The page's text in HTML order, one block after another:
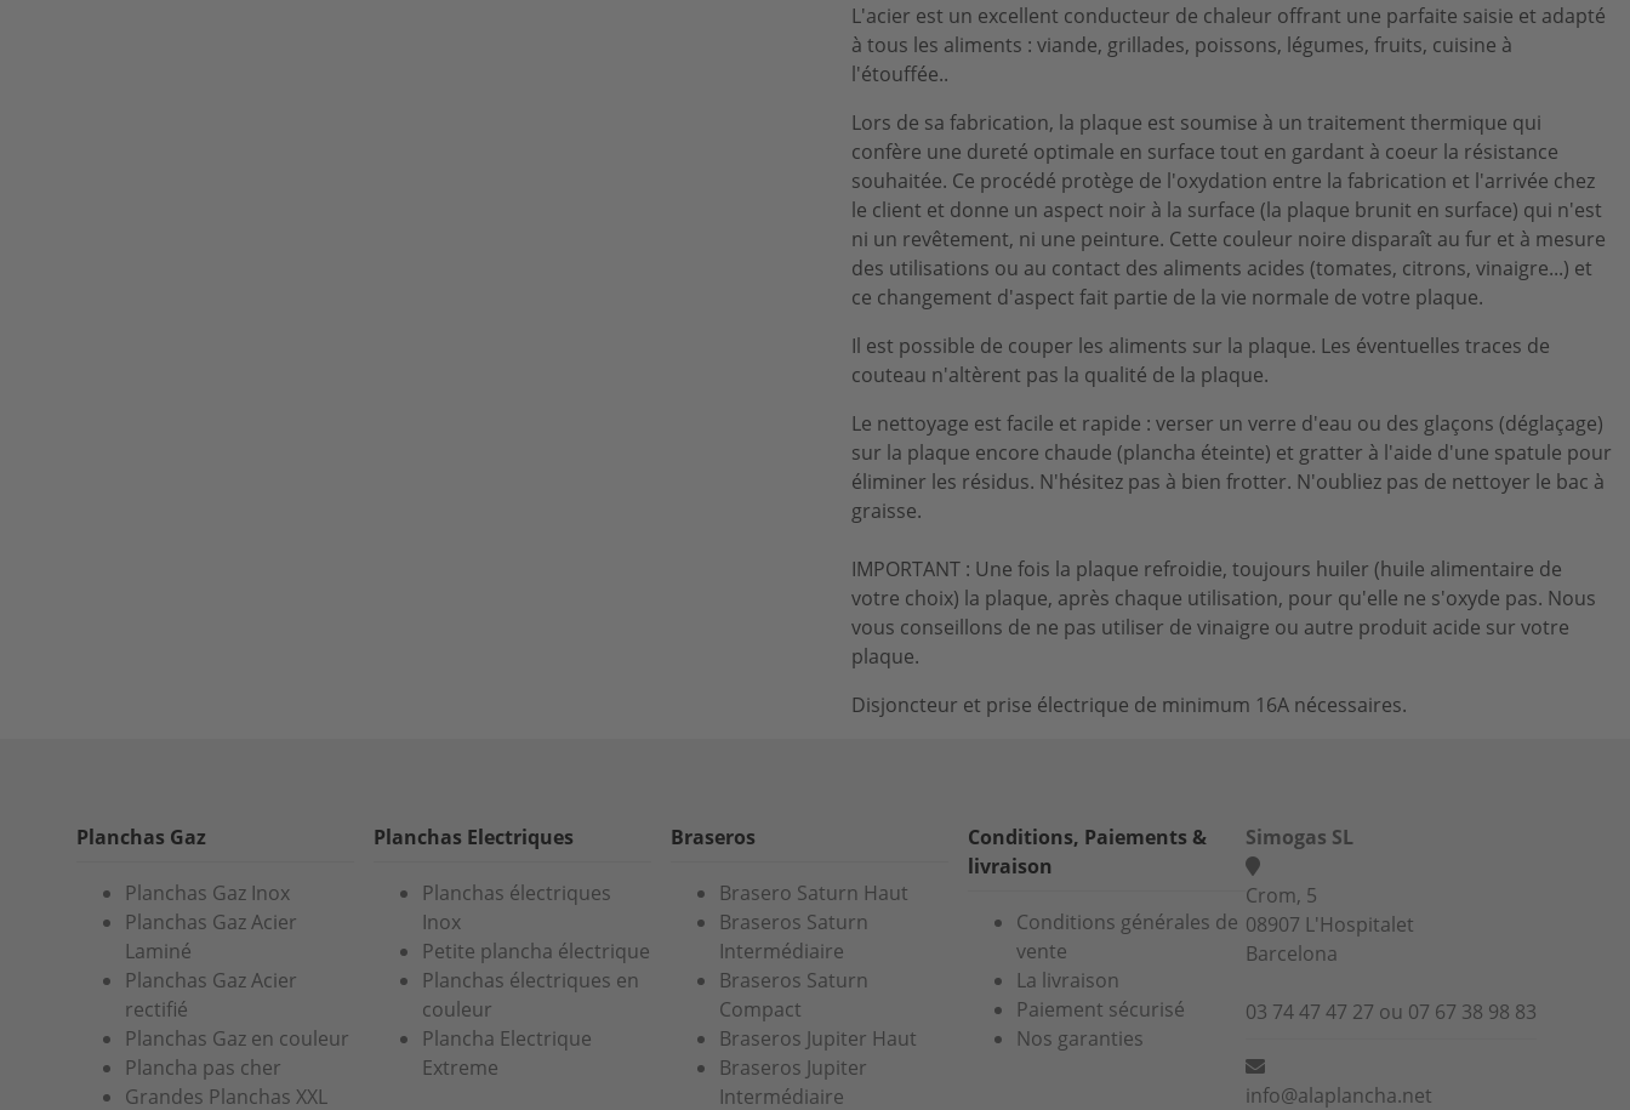
L'acier est un excellent conducteur de chaleur offrant une parfaite saisie et adapté
à tous les aliments : viande, grillades, poissons, légumes, fruits, cuisine à
l'étouffée..
Lors de sa fabrication, la plaque est soumise à un traitement thermique qui
confère une dureté optimale en surface tout en gardant à coeur la résistance
souhaitée. Ce procédé protège de l'oxydation entre la fabrication et l'arrivée chez
le client et donne un aspect noir à la surface (la plaque brunit en surface) qui n'est
ni un revêtement, ni une peinture. Cette couleur noire disparaît au fur et à mesure
des utilisations ou au contact des aliments acides (tomates, citrons, vinaigre...) et
ce changement d'aspect fait partie de la vie normale de votre plaque.
Il est possible de couper les aliments sur la plaque. Les éventuelles traces de
couteau n'altèrent pas la qualité de la plaque.
Le nettoyage est facile et rapide : verser un verre d'eau ou des glaçons (déglaçage)
sur la plaque encore chaude (plancha éteinte) et gratter à l'aide d'une spatule pour
éliminer les résidus. N'hésitez pas à bien frotter. N'oubliez pas de nettoyer le bac à
graisse.
IMPORTANT : Une fois la plaque refroidie, toujours huiler (huile alimentaire de
votre choix) la plaque, après chaque utilisation, pour qu'elle ne s'oxyde pas. Nous
vous conseillons de ne pas utiliser de vinaigre ou autre produit acide sur votre
plaque.
Disjoncteur et prise électrique de minimum 16A nécessaires.
Planchas Gaz
Planchas Gaz Inox
Planchas Gaz Acier
Laminé
Planchas Gaz Acier
rectifié
Planchas Gaz en couleur
Plancha pas cher
Grandes Planchas XXL
Planchas Electriques
Planchas électriques
Inox
Petite plancha électrique
Planchas électriques en
couleur
Plancha Electrique
Extreme
Braseros
Brasero Saturn Haut
Braseros Saturn
Intermédiaire
Braseros Saturn
Compact
Braseros Jupiter Haut
Braseros Jupiter
Intermédiaire
Conditions, Paiements &
livraison
Conditions générales de
vente
La livraison
Paiement sécurisé
Nos garanties
Simogas SL
Crom, 5
08907 L'Hospitalet
Barcelona
03 74 47 47 27 ou 07 67 38 98 83
info@alaplancha.net